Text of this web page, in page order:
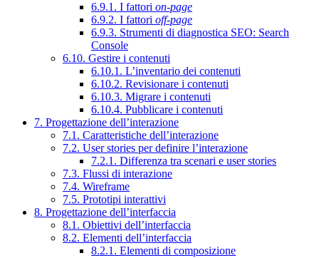
6.9.1. I fattori on-page
6.9.2. I fattori off-page
6.9.3. Strumenti di diagnostica SEO: Search
Console
6.10. Gestire i contenuti
6.10.1. L’inventario dei contenuti
6.10.2. Revisionare i contenuti
6.10.3. Migrare i contenuti
6.10.4. Pubblicare i contenuti
7. Progettazione dell’interazione
7.1. Caratteristiche dell’interazione
7.2. User stories per definire l’interazione
7.2.1. Differenza tra scenari e user stories
7.3. Flussi di interazione
7.4. Wireframe
7.5. Prototipi interattivi
8. Progettazione dell’interfaccia
8.1. Obiettivi dell’interfaccia
8.2. Elementi dell’interfaccia
8.2.1. Elementi di composizione